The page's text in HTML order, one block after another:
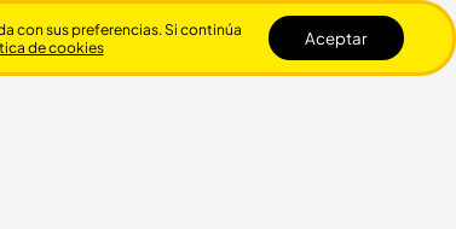
con sus preferencias. Si continúa
de cookies Aceptar